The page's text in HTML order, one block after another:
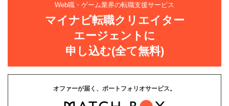
Web職・ゲーム業界の転職支援サービス
マイナビ転職クリエイター
エージェントに
申し込む(全て無料)
オファーが届く、ポートフォリオサービス。